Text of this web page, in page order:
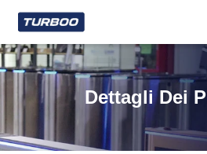
Dettagli Dei